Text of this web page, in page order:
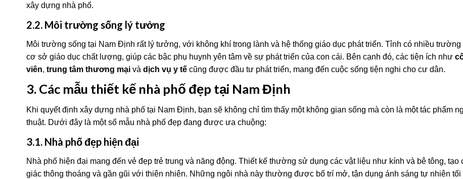
xây dựng nhà phố.
2.2. Môi trường sống lý tưởng
Môi trường sống tại Nam Định rất lý tưởng, với không khí trong lành và hệ thống giáo dục phát triển. Tỉnh có nhiều trường
cơ sở giáo dục chất lượng, giúp các bậc phụ huynh yên tâm về sự phát triển của con cái. Bên cạnh đó, các tiện ích như
viên, trung tâm thương mại và dịch vụ y tế cũng được đầu tư phát triển, mang đến cuộc sống tiện nghi cho cư dân.
3. Các mẫu thiết kế nhà phố đẹp tại Nam Định
Khi quyết định xây dựng nhà phố tại Nam Định, bạn sẽ không chỉ tìm thấy một không gian sống mà còn là một tác phẩm
thuật. Dưới đây là một số mẫu nhà phố đẹp đang được ưa chuộng:
3.1. Nhà phố đẹp hiện đại
Nhà phố hiện đại mang đến vẻ đẹp trẻ trung và năng động. Thiết kế thường sử dụng các vật liệu như kính và bê tông, tạo
giác thông thoáng và gần gũi với thiên nhiên. Những ngôi nhà này thường được bố trí mở, tận dụng ánh sáng tự nhiên tối